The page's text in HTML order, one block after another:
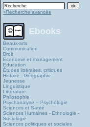
>Recherche avancée
Ebooks
Beaux-arts
Communication
Droit
Economie et management
Education
Études littéraires, critiques
Histoire - Géographie
Jeunesse
Linguistique
Littérature
Philosophie
Psychanalyse – Psychologie
Sciences et Santé
Sciences Humaines - Ethnologie -
Sociologie
Sciences politiques et sociales